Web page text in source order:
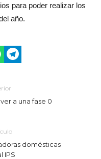
para poder realizar los
año.
a una fase 0
domésticas
IPS